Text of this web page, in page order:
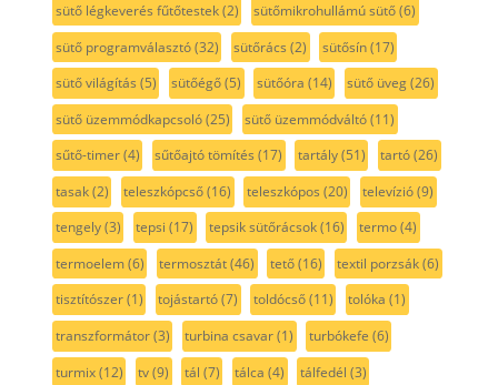
sütő légkeverés fűtőtestek(2) sütőmikrohullámú sütő(6)
sütő programválasztó(32) sütőrács (2) sütősín(17)
sütő világítás (5) sütőégő(5) sütőóra (14) sütő üveg(26)
sütő üzemmódkapcsoló(25) sütő üzemmódváltó(11)
sűtő-timer(4) sűtőajtó tömítés (17) tartály(51) tartó(26)
tasak(2) teleszkópcső(16) teleszkópos (20) televízió(9)
tengely(3) tepsi (17) tepsik sütőrácsok(16) termo(4)
termoelem(6) termosztát(46) tető(16) textil porzsák(6)
tisztítószer(1) tojástartó(7) toldócső(11) tolóka (1)
transzformátor(3) turbina csavar(1) turbókefe (6)
turmix(12) tv(9) tál (7) tálca (4) tálfedél (3)